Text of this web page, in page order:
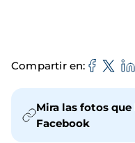
Compartir en
Mira las fotos
Facebook